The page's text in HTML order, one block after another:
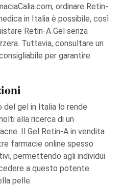
ordinare Retin-
in Italia è possibile, così
Retin-A Gel senza
Tuttavia, consultare un
per garantire
gel in Italia lo rende
alla ricerca di un
Il Gel Retin-A in vendita
farmacie online spesso
permettendo agli individui
a questo potente
pelle.